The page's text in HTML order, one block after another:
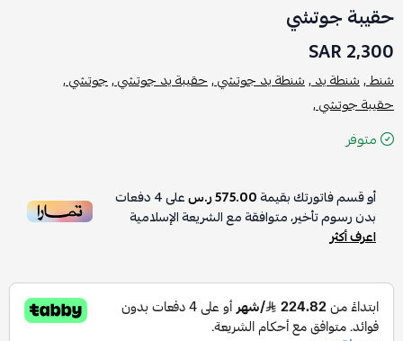
حقيبة جوتشي
2,300 SAR
شنط ,شنطة يد ,شنطة يد جوتشي ,حقيبة يد جوتشي ,جوتشي ,
حقيبة جوتشي ,
متوفر
أو قسم فاتورتك بقيمة575.00 ر.س على4دفعات
بدون رسوم تأخير، متوافقة مع الشريعة الإسلامية
اعرف أكثر